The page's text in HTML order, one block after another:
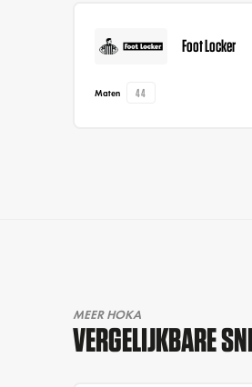
Foot Locker
Maten 44
MEER HOKA
VERGELIJKBARE